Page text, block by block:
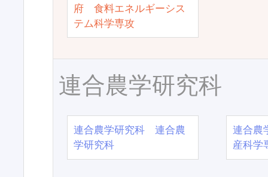
府 食料エネルギーシス
テム科学専攻
連合農学研究科
連合農学研究科 連合農
学研究科
連合農
産科学